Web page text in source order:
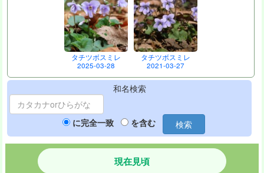
タチツボスミレ
2025-03-28
タチツボスミレ
2021-03-27
和名検索
に完全一致 を含む 検索
現在見頃